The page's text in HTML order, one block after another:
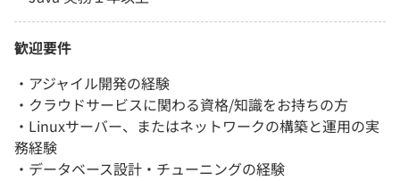
歓迎要件
・アジャイル開発の経験
・クラウドサービスに関わる資格/知識をお持ちの方
・Linuxサーバー、またはネットワークの構築と運用の実
務経験
・データベース設計・チューニングの経験